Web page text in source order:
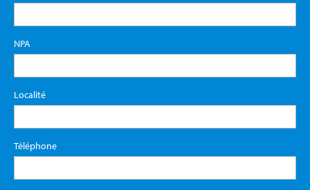
NPA
Localité
Téléphone